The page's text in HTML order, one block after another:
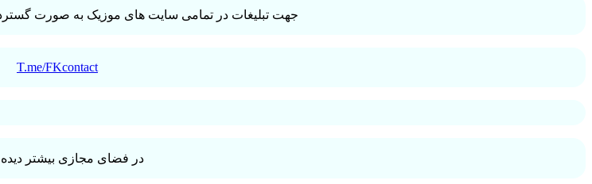
جهت تبلیغات در تمامی سایت های موزیک به صورت گسترده
T.me/FKcontact
در فضای مجازی بیشتر